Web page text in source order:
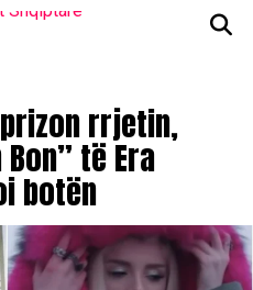
rrjetin,
të Era
botën